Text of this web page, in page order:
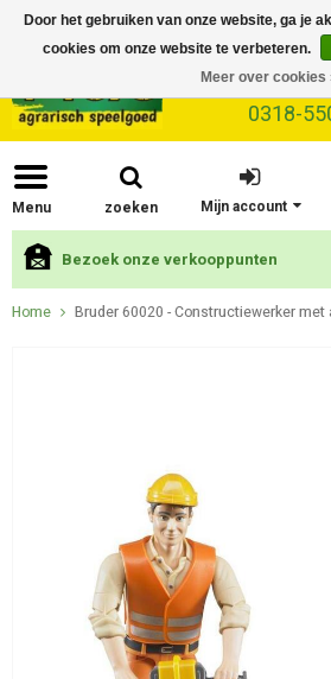
0318-
Menu zoeken Mijn account
Bezoek onze verkooppunten
Home Bruder 60020 - Constructiewerker
Door het gebruiken van onze website, ga je
cookies om onze website te verbeteren.
Meer over cookies